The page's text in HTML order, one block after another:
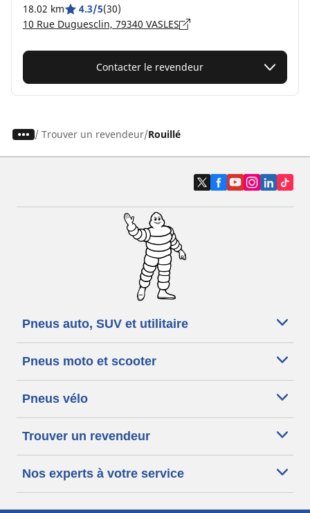
18.02 km 4.3/5(30)
10 Rue Duguesclin, 79340 VASLES
Contacter le revendeur
/ Trouver un revendeur Rouillé
Pneus auto, SUV et utilitaire
Pneus moto et scooter
Pneus vélo
Trouver un revendeur
Nos experts à votre service